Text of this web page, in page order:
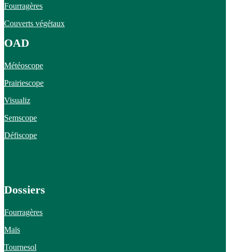
Fourragères
Couverts végétaux
OAD
Météoscope
Prairiescope
Visualiz
Semscope
Défiscope
Dossiers
Fourragères
Maïs
Tournesol